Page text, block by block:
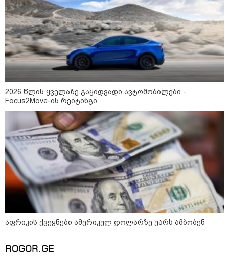
10:58 / 06-08-2026
"დადგება დრო და თქვენი დღევანდელი
"პოსტაობა" საკუთარ თავთან
შეგარცხვენთ... თქვენი შეცდომა არის
დანაშაულის ტოლფასი" - ეკა კუპატაძე
2026 წლის ყველაზე გაყიდვადი ავტომობილები -
Focus2Move-ის რეიტინგი
აფრიკის ქვეყნები ამერიკულ დოლარზე უარს ამბობენ
ROGOR.GE